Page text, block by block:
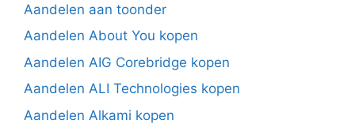
Aandelen aan toonder
Aandelen About You kopen
Aandelen AIG Corebridge kopen
Aandelen ALI Technologies kopen
Aandelen Alkami kopen